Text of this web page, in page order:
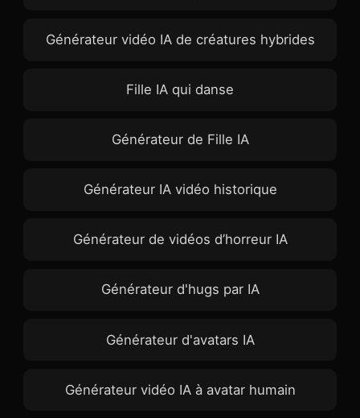
Générateur vidéo IA de créatures hybrides
Fille IA qui danse
Générateur de Fille IA
Générateur IA vidéo historique
Générateur de vidéos d’horreur IA
Générateur d'hugs par IA
Générateur d'avatars IA
Générateur vidéo IA à avatar humain